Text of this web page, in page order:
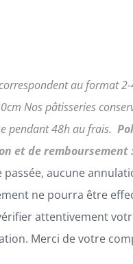
au format
Nos pâtisseries
pendant 48h au frais.
et de remboursement
passée, aucune
ne pourra être
attentivement
Merci de votre